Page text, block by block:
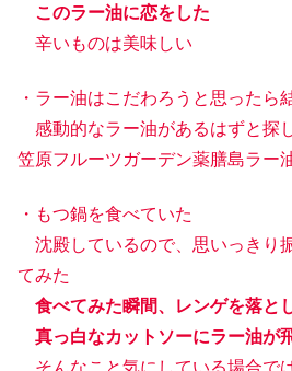
このラー油に恋をした
辛いものは美味しい
・ラー油はこだわろうと思ったら
感動的なラー油があるはずと探
笠原フルーツガーデン薬膳島ラー油
・もつ鍋を食べていた
沈殿しているので、思いっきり
てみた
食べてみた瞬間、レンゲを落と
真っ白なカットソーにラー油が